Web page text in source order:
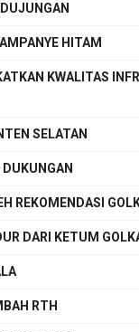
HITAM
KWALITAS
SELATAN
REKOMENDASI
DARI KETUM
RTH